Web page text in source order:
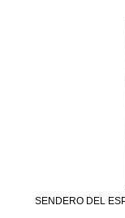
SENDERO DEL